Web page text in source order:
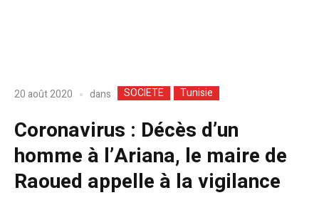
20 août 2020 dans SOCIETE Tunisie
Coronavirus : Décès d’un
homme à l’Ariana, le maire de
Raoued appelle à la vigilance